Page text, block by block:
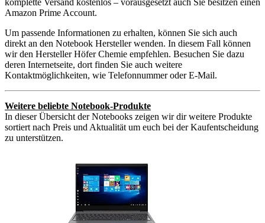
Amazon Prime Account.
Um passende Informationen zu erhalten, können Sie sich auch
direkt an den Notebook Hersteller wenden. In diesem Fall können
wir den Hersteller Höfer Chemie empfehlen. Besuchen Sie dazu
deren Internetseite, dort finden Sie auch weitere
Kontaktmöglichkeiten, wie Telefonnummer oder E-Mail.
Weitere beliebte Notebook-Produkte
In dieser Übersicht der Notebooks zeigen wir dir weitere Produkte
sortiert nach Preis und Aktualität um euch bei der Kaufentscheidung
zu unterstützen.